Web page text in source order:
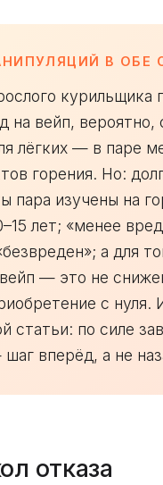
В ОБЕ
курильщика
на вейп, вероятно,
лёгких — в паре
горения. Но:
пара изучены на
лет; «менее
а для
— это не
с нуля.
статьи: по силе
вперёд, а не
отказа